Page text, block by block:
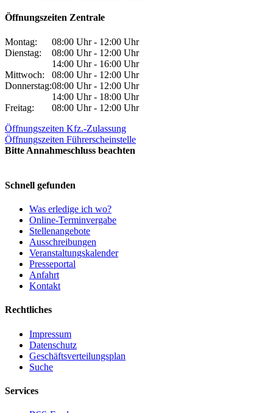
Öffnungszeiten Zentrale
Montag:
08:00 Uhr - 12:00 Uhr
Dienstag:
08:00 Uhr - 12:00 Uhr
14:00 Uhr - 16:00 Uhr
Mittwoch:
08:00 Uhr - 12:00 Uhr
Donnerstag:08:00 Uhr - 12:00 Uhr
14:00 Uhr - 18:00 Uhr
Freitag:
08:00 Uhr - 12:00 Uhr
Öffnungszeiten Kfz.-Zulassung
Öffnungszeiten Führerscheinstelle
Bitte Annahmeschluss beachten
Schnell gefunden
Was erledige ich wo?
Online-Terminvergabe
Stellenangebote
Ausschreibungen
Veranstaltungskalender
Presseportal
Anfahrt
Kontakt
Rechtliches
Impressum
Datenschutz
Geschäftsverteilungsplan
Suche
Services